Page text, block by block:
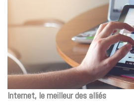
Internet, le meilleur des alliés